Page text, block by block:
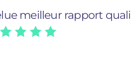
meilleur rapport